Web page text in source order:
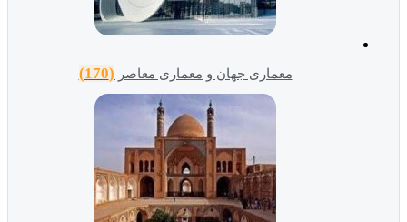
معماری جهان و معماری معاصر (170)